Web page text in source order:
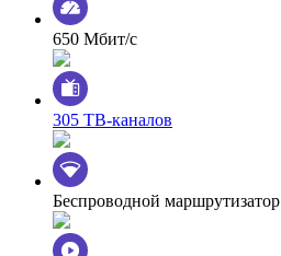
650 Мбит/с
305 ТВ-каналов
Беспроводной маршрутизатор